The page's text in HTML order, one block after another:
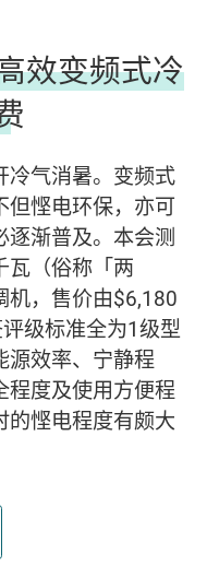
效变频式冷
冷气消暑。变频式
但悭电环保，亦可
逐渐普及。本会测
瓦（俗称「两
机，售价由$6,180
级标准全为1级型
源效率、宁静程
程度及使用方便程
的悭电程度有颇大